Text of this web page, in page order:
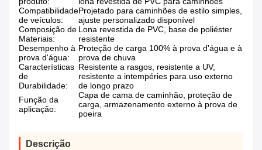
Compatibilidade
de veículos:
Projetado para caminhões de estilo simples,
ajuste personalizado disponível
Composição de
Materiais:
Lona revestida de PVC, base de poliéster
resistente
Desempenho à
prova d'água:
Proteção de carga 100% à prova d'água e à
prova de chuva
Características
de
Durabilidade:
Resistente a rasgos, resistente a UV,
resistente a intempéries para uso externo
de longo prazo
Função da
aplicação:
Capa de cama de caminhão, proteção de
carga, armazenamento externo à prova de
poeira
Descrição